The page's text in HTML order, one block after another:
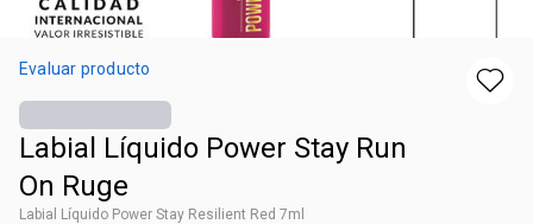
Evaluar producto
Labial Líquido Power Stay Run
On Ruge
Labial Líquido Power Stay Resilient Red 7ml